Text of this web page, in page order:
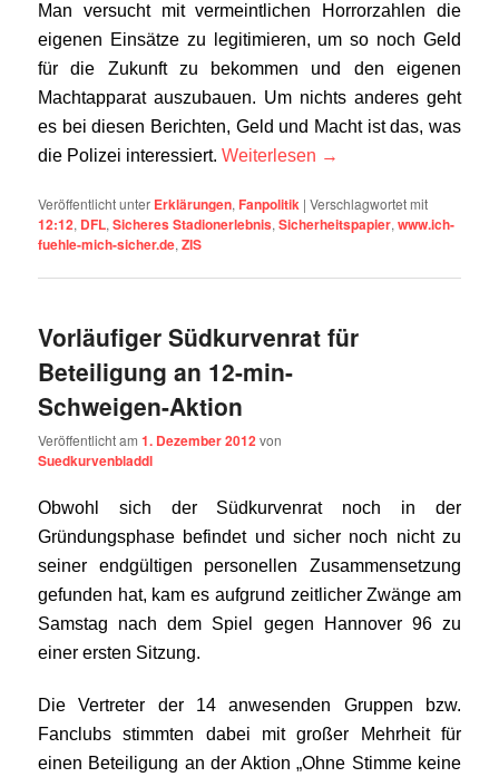
Man versucht mit vermeintlichen Horrorzahlen die
eigenen Einsätze zu legitimieren, um so noch Geld
für die Zukunft zu bekommen und den eigenen
Machtapparat auszubauen. Um nichts anderes geht
es bei diesen Berichten, Geld und Macht ist das, was
die Polizei interessiert.Weiterlesen →
Veröffentlicht unter Erklärungen, Fanpolitik |Verschlagwortet mit
12:12, DFL,Sicheres Stadionerlebnis,Sicherheitspapier,www.ich-
fuehle-mich-sicher.de,ZIS
Vorläufiger Südkurvenrat für
Beteiligung an 12-min-
Schweigen-Aktion
Veröffentlicht am1. Dezember 2012von
Suedkurvenbladdl
Obwohl sich der Südkurvenrat noch in der
Gründungsphase befindet und sicher noch nicht zu
seiner endgültigen personellen Zusammensetzung
gefunden hat, kam es aufgrund zeitlicher Zwänge am
Samstag nach dem Spiel gegen Hannover 96 zu
einer ersten Sitzung.
Die Vertreter der 14 anwesenden Gruppen bzw.
Fanclubs stimmten dabei mit großer Mehrheit für
einen Beteiligung an der Aktion „Ohne Stimme keine